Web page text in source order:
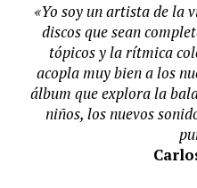
«Yo soy un artista de la
discos que sean
tópicos y la rítmica
acopla muy bien a los
álbum que explora la
niños, los nuevos